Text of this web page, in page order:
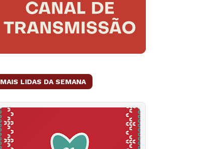
MAIS LIDAS DA SEMANA